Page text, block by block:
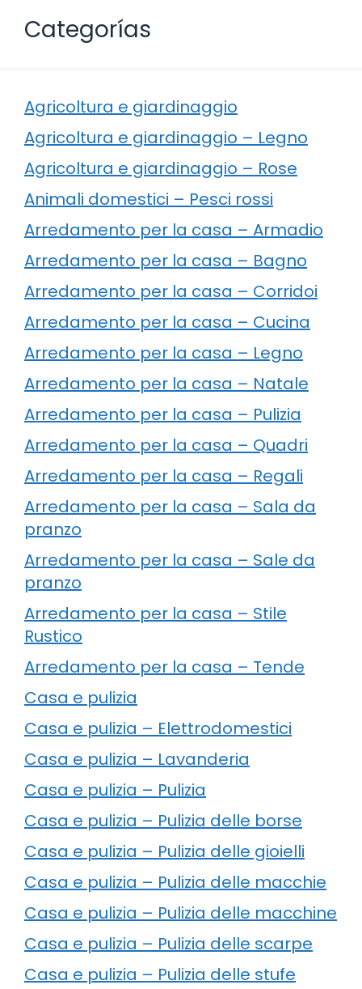
Categorías
Agricoltura e giardinaggio
Agricoltura e giardinaggio – Legno
Agricoltura e giardinaggio – Rose
Animali domestici – Pesci rossi
Arredamento per la casa – Armadio
Arredamento per la casa – Bagno
Arredamento per la casa – Corridoi
Arredamento per la casa – Cucina
Arredamento per la casa – Legno
Arredamento per la casa – Natale
Arredamento per la casa – Pulizia
Arredamento per la casa – Quadri
Arredamento per la casa – Regali
Arredamento per la casa – Sala da
pranzo
Arredamento per la casa – Sale da
pranzo
Arredamento per la casa – Stile
Rustico
Arredamento per la casa – Tende
Casa e pulizia
Casa e pulizia – Elettrodomestici
Casa e pulizia – Lavanderia
Casa e pulizia – Pulizia
Casa e pulizia – Pulizia delle borse
Casa e pulizia – Pulizia delle gioielli
Casa e pulizia – Pulizia delle macchie
Casa e pulizia – Pulizia delle macchine
Casa e pulizia – Pulizia delle scarpe
Casa e pulizia – Pulizia delle stufe